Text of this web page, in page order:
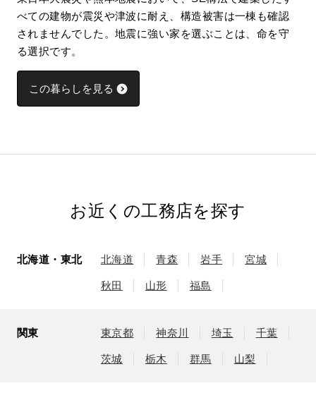
べての建物が震災や津波に耐え、構造被害は一棟も確認
されませんでした。地震に強い家を選ぶことは、命を守
る選択です。
この暮らしを見る
お近くの工務店を探す
北海道・東北 北海道 青森 岩手 宮城
秋田 山形 福島
関東 東京都 神奈川 埼玉 千葉
茨城 栃木 群馬 山梨